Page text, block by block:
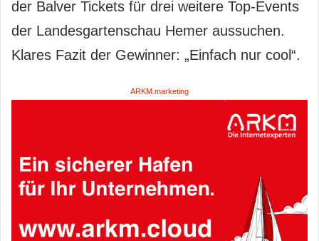
der Balver Tickets für drei weitere Top-Events
der Landesgartenschau Hemer aussuchen.
Klares Fazit der Gewinner: „Einfach nur cool“.
ARKM.marketing